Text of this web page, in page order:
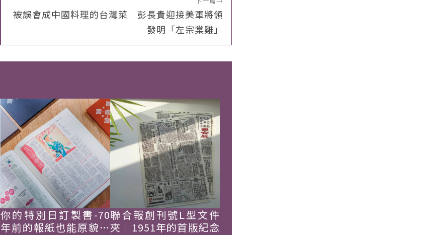
被誤會成中國料理的台灣菜 彭長貴迎接美軍將領
發明「左宗棠雞」
你的特別日訂製書-70
年前的報紙也能原貌重
聯合報創刊號L型文件
夾｜1951年的首版紀念